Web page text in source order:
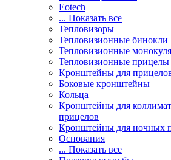
Eotech
... Показать все
Тепловизоры
Тепловизионные бинокли
Тепловизионные
Тепловизионные прицелы
Кронштейны для
Боковые кронштейны
Кольца
Кронштейны для
прицелов
Кронштейны для ночных
Основания
... Показать все